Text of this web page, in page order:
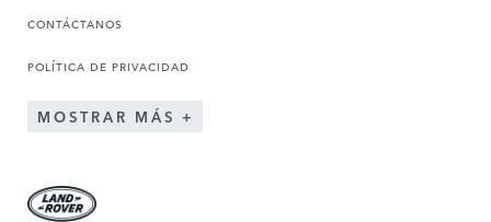
CONTÁCTANOS
POLÍTICA DE PRIVACIDAD
MOSTRAR MÁS